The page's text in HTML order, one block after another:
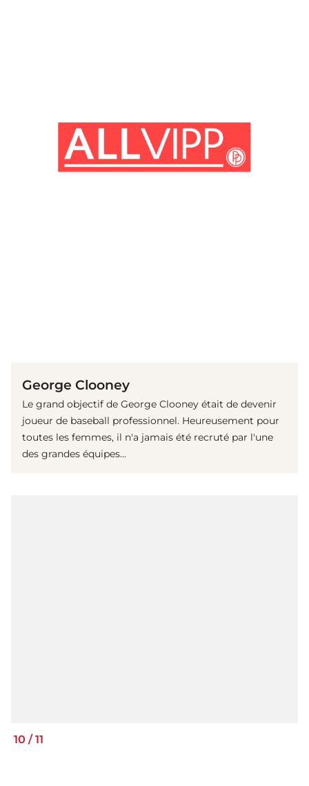
George Clooney
Le grand objectif de George Clooney était de devenir
joueur de baseball professionnel. Heureusement pour
toutes les femmes, il n'a jamais été recruté par l'une
des grandes équipes...
10 /11